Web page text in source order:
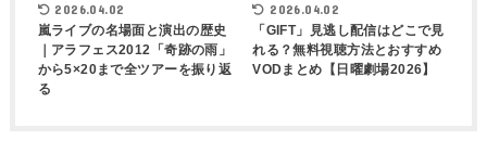
2026.04.02
嵐ライブの名場面と演出の歴史
｜アラフェス2012「奇跡の雨」
から5×20まで全ツアーを振り返
る
2026.04.02
「GIFT」見逃し配信はどこで見
れる？無料視聴方法とおすすめ
VODまとめ【日曜劇場2026】